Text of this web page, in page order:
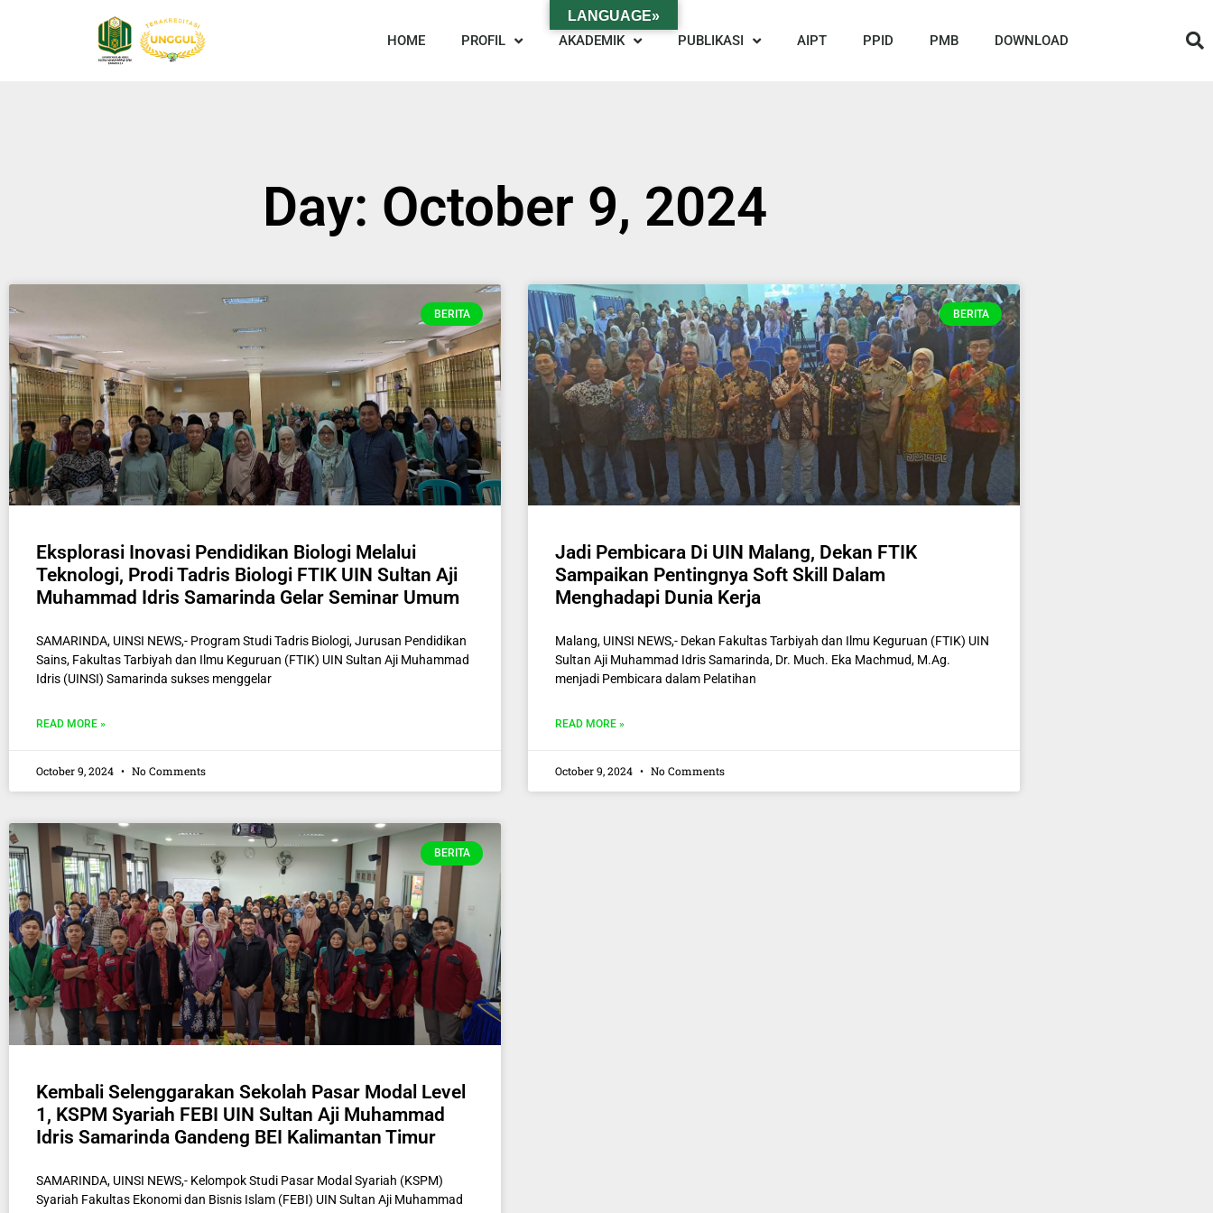
HOME PROFIL AKADEMIK PUBLIKASI AIPT PPID PMB DOWNLOAD
Day: October 9, 2024
BERITA
Eksplorasi Inovasi Pendidikan Biologi Melalui
Teknologi, Prodi Tadris Biologi FTIK UIN Sultan Aji
Muhammad Idris Samarinda Gelar Seminar Umum
SAMARINDA, UINSI NEWS,- Program Studi Tadris Biologi, Jurusan Pendidikan
Sains, Fakultas Tarbiyah dan Ilmu Keguruan (FTIK) UIN Sultan Aji Muhammad
Idris (UINSI) Samarinda sukses menggelar
READ MORE »
October 9, 2024 No Comments
BERITA
Jadi Pembicara Di UIN Malang, Dekan FTIK
Sampaikan Pentingnya Soft Skill Dalam
Menghadapi Dunia Kerja
Malang, UINSI NEWS,- Dekan Fakultas Tarbiyah dan Ilmu Keguruan (FTIK) UIN
Sultan Aji Muhammad Idris Samarinda, Dr. Much. Eka Machmud, M.Ag.
menjadi Pembicara dalam Pelatihan
READ MORE »
October 9, 2024 No Comments
BERITA
Kembali Selenggarakan Sekolah Pasar Modal Level
1, KSPM Syariah FEBI UIN Sultan Aji Muhammad
Idris Samarinda Gandeng BEI Kalimantan Timur
SAMARINDA, UINSI NEWS,- Kelompok Studi Pasar Modal Syariah (KSPM)
Syariah Fakultas Ekonomi dan Bisnis Islam (FEBI) UIN Sultan Aji Muhammad
LANGUAGE»